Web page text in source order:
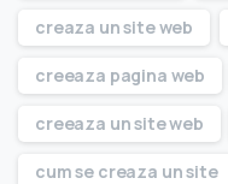
creaza un site web
creeaza pagina web
creeaza un site web
cum se creaza un site